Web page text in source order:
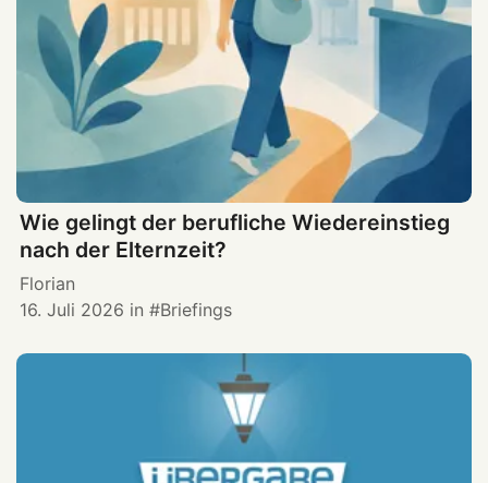
Wie gelingt der berufliche Wiedereinstieg
nach der Elternzeit?
Florian
16. Juli 2026 in Briefings